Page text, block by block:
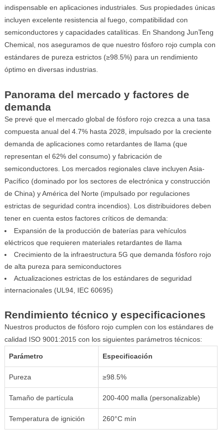
indispensable en aplicaciones industriales. Sus propiedades únicas
incluyen excelente resistencia al fuego, compatibilidad con
semiconductores y capacidades catalíticas. En Shandong JunTeng
Chemical, nos aseguramos de que nuestro fósforo rojo cumpla con
estándares de pureza estrictos (≥98.5%) para un rendimiento
óptimo en diversas industrias.
Panorama del mercado y factores de
demanda
Se prevé que el mercado global de fósforo rojo crezca a una tasa
compuesta anual del 4.7% hasta 2028, impulsado por la creciente
demanda de aplicaciones como retardantes de llama (que
representan el 62% del consumo) y fabricación de
semiconductores. Los mercados regionales clave incluyen Asia-
Pacífico (dominado por los sectores de electrónica y construcción
de China) y América del Norte (impulsado por regulaciones
estrictas de seguridad contra incendios). Los distribuidores deben
tener en cuenta estos factores críticos de demanda:
Expansión de la producción de baterías para vehículos
eléctricos que requieren materiales retardantes de llama
Crecimiento de la infraestructura 5G que demanda fósforo rojo
de alta pureza para semiconductores
Actualizaciones estrictas de los estándares de seguridad
internacionales (UL94, IEC 60695)
Rendimiento técnico y especificaciones
Nuestros productos de fósforo rojo cumplen con los estándares de
calidad ISO 9001:2015 con los siguientes parámetros técnicos:
Parámetro Especificación
Pureza ≥98.5%
Tamaño de partícula 200-400 malla (personalizable)
Temperatura de ignición 260°C mín